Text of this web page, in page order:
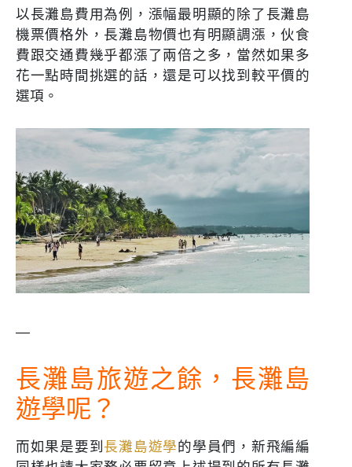
以長灘島費用為例，漲幅最明顯的除了長灘島
機票價格外，長灘島物價也有明顯調漲，伙食
費跟交通費幾乎都漲了兩倍之多，當然如果多
花一點時間挑選的話，還是可以找到較平價的
選項。
—
長灘島旅遊之餘，長灘島
遊學呢？
而如果是要到 長灘島遊學的學員們，新飛編編